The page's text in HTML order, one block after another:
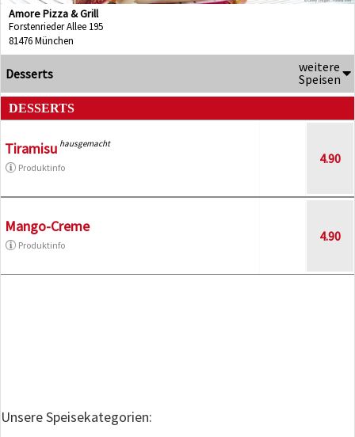
Amore Pizza & Grill
Forstenrieder Allee 195
81476 München
Desserts
weitere
Speisen
DESSERTS
Tiramisu hausgemacht
Produktinfo
4.90
Mango-Creme
Produktinfo
4.90
Unsere Speisekategorien: